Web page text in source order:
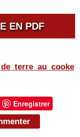
EN PDF
Enregistrer